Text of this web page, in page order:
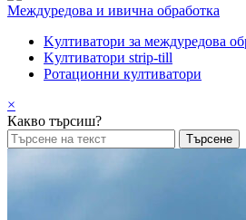
Междуредова и ивична обработка
Kултиватори за междуредова
Kултиватори strip-till
Ротационни култиватори
×
Какво търсиш?